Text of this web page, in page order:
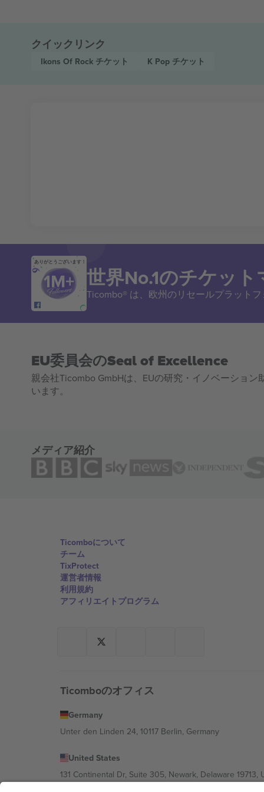
クイックリンク
Ikons Of Rock チケット K Pop チケット
ありがとうございます！
世界No.1のチケッ
Ticombo® は、欧州のリセールプラット
EU委員会のSeal of Excellence
親会社Ticombo GmbHは、EUの研究・イノベーショ
います。
メディア紹介
Ticomboについて
チーム
TixProtect
運営者情報
利用規約
アフィリエイトプログラム
Ticomboのオフィス
Germany
Unter den Linden 24, 10117 Berlin, Germany
United States
131 Continental Dr, Suite 305, Newark, Delaware 19713,